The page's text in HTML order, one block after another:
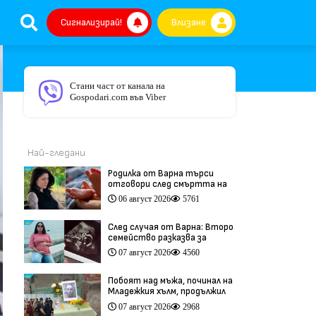
Сигнализирай! Влизане
Стани част от канала на
Gospodari.com във Viber
Най-гледани
Родилка от Варна търси
отговори след смъртта на
бебето ѝ дни преди секцио
(видео)
06 август 2026 5761
След случая от Варна: Второ
семейство разказва за
трагедия след бременност
при същия лекар (видео)
07 август 2026 4560
Побоят над мъжа, починал на
Младежкия хълм, продължил
повече от час (видео)
07 август 2026 2968